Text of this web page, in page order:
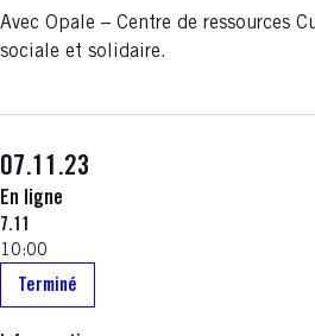
Avec Opale – Centre de ressources
sociale et solidaire.
07.11.23
En ligne
7.11
10:00
Terminé